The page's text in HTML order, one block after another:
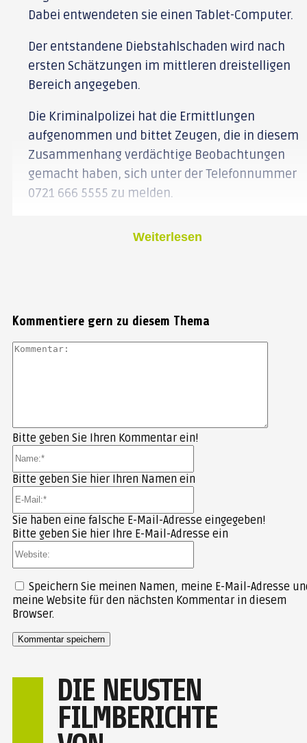
Dabei entwendeten sie einen Tablet-Computer.
Der entstandene Diebstahlschaden wird nach
ersten Schätzungen im mittleren dreistelligen
Bereich angegeben.
Die Kriminalpolizei hat die Ermittlungen
aufgenommen und bittet Zeugen, die in diesem
Zusammenhang verdächtige Beobachtungen
gemacht haben, sich unter der Telefonnummer
0721 666 5555 zu melden.
Weiterlesen
Kommentiere gern zu diesem Thema
Bitte geben Sie Ihren Kommentar ein!
Bitte geben Sie hier Ihren Namen ein
Sie haben eine falsche E-Mail-Adresse eingegeben!
Bitte geben Sie hier Ihre E-Mail-Adresse ein
Speichern Sie meinen Namen, meine E-Mail-Adresse
meine Website für den nächsten Kommentar in diesem
Browser.
DIE NEUSTEN
FILMBERICHTE